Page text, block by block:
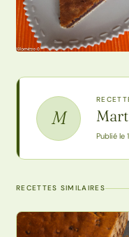
M
Publié le
RECETTES SIMILAIRES